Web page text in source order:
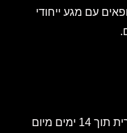
עם מגע ייחודי
ניתן להחזיר מוצרים באריזתם המקורית תוך 14 ימים מיום